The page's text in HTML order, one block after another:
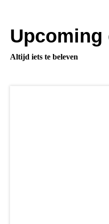
Upcoming
Altijd iets te beleven